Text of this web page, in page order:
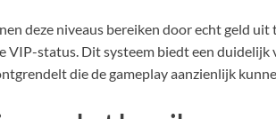
deze niveaus bereiken door echt geld
VIP-status. Dit systeem biedt een
die de gameplay aanzienlijk